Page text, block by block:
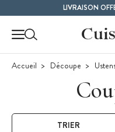
LIVRAISON
Accueil Découpe
TRIER